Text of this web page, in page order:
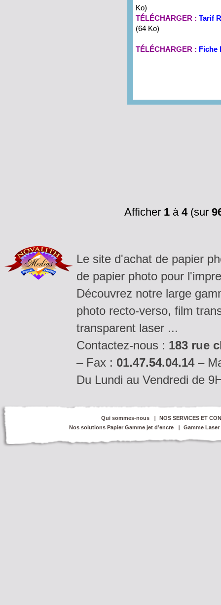
Ko)
TÉLÉCHARGER : Tarif
(64 Ko)
TÉLÉCHARGER : Fiche
Afficher 1 à 4(sur
Le site d'achat de papier
de papier photo pour
Découvrez notre large
photo recto-verso, film
transparent laser ...
Contactez-nous : 183 rue
– Fax : 01.47.54.04.14–
Du Lundi au Vendredi de
Qui sommes-nous
NOS SERVICES ET
Nos solutions Papier Gamme jet d’encre
Gamme Laser